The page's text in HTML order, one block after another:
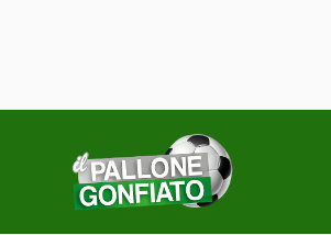
contenuto